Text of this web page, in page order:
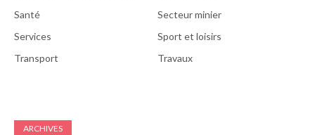
Santé
Secteur minier
Services
Sport et loisirs
Transport
Travaux
ARCHIVES